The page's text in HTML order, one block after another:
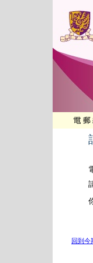
回到今